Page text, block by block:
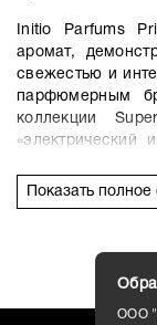
Initio Parfums
аромат,
свежестью и
парфюмерным
коллекции
«электрический
активация,
когда вам
или любой
Главная
Показать
ООО